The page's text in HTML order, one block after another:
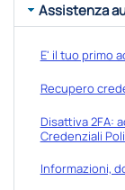
Assistenza
E' il tuo primo
Recupero
Disattiva 2FA:
Credenziali
Informazioni,